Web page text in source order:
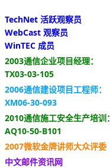
TechNet 活跃观察员
WebCast 观察员
WinTEC 成员
2003通信企业项目经理：
TX03-03-105
2006通信建设项目工程师：
XM06-30-093
2010通信施工安全生产培训：
AQ10-50-B101
2007微软金牌讲师大众评委
中文邮件资讯网